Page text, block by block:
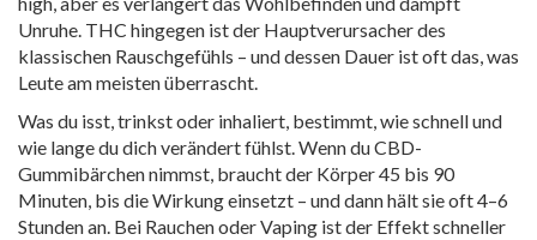
Unruhe. THC hingegen ist der Hauptverursacher des
klassischen Rauschgefühls – und dessen Dauer ist oft das, was
Leute am meisten überrascht.
Was du isst, trinkst oder inhaliert, bestimmt, wie schnell und
wie lange du dich verändert fühlst. Wenn du CBD-
Gummibärchen nimmst, braucht der Körper 45 bis 90
Minuten, bis die Wirkung einsetzt – und dann hält sie oft 4–6
Stunden an. Bei Rauchen oder Vaping ist der Effekt schneller